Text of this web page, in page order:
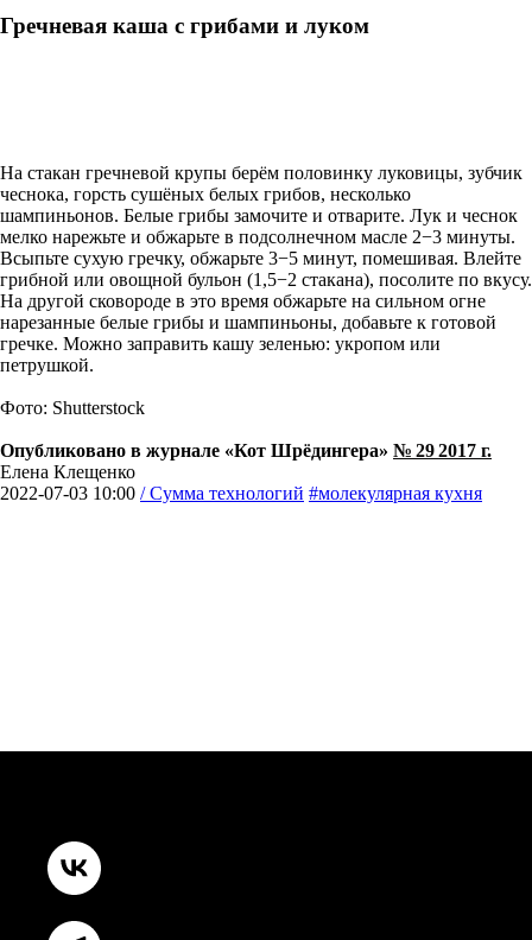
Гречневая каша с грибами и луком
На стакан гречневой крупы берём половинку луковицы, зубчик
чеснока, горсть сушёных белых грибов, несколько
шампиньонов. Белые грибы замочите и отварите. Лук и чеснок
мелко нарежьте и обжарьте в подсолнечном масле 2−3 минуты.
Всыпьте сухую гречку, обжарьте 3−5 минут, помешивая. Влейте
грибной или овощной бульон (1,5−2 стакана), посолите по вкусу.
На другой сковороде в это время обжарьте на сильном огне
нарезанные белые грибы и шампиньоны, добавьте к готовой
гречке. Можно заправить кашу зеленью: укропом или
петрушкой.
Фото: Shutterstock
Опубликовано в журнале «Кот Шрёдингера» № 29 2017 г.
Елена Клещенко
2022-07-03 10:00 / Сумма технологий #молекулярная кухня